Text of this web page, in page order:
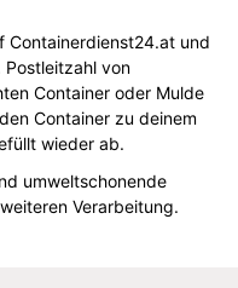
Containerdienst24.at und
von
Container oder Mulde
Container zu deinem
wieder ab.
umweltschonende
Verarbeitung.